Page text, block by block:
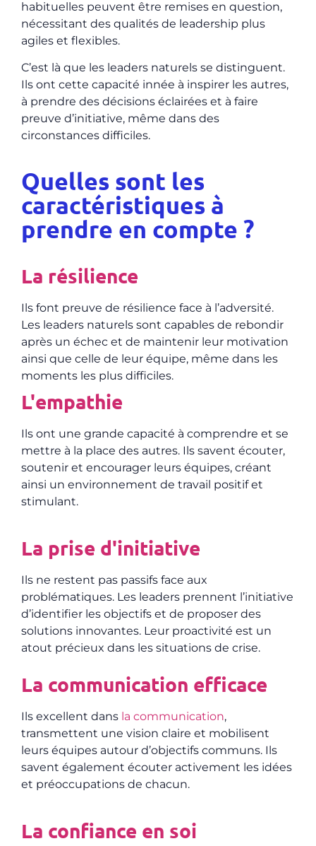
habituelles peuvent être remises en question,
nécessitant des qualités de leadership plus
agiles et flexibles.
C’est là que les leaders naturels se distinguent.
Ils ont cette capacité innée à inspirer les autres,
à prendre des décisions éclairées et à faire
preuve d’initiative, même dans des
circonstances difficiles.
Quelles sont les
caractéristiques à
prendre en compte ?
La résilience
Ils font preuve de résilience face à l’adversité.
Les leaders naturels sont capables de rebondir
après un échec et de maintenir leur motivation
ainsi que celle de leur équipe, même dans les
moments les plus difficiles.
L'empathie
Ils ont une grande capacité à comprendre et se
mettre à la place des autres. Ils savent écouter,
soutenir et encourager leurs équipes, créant
ainsi un environnement de travail positif et
stimulant.
La prise d'initiative
Ils ne restent pas passifs face aux
problématiques. Les leaders prennent l’initiative
d’identifier les objectifs et de proposer des
solutions innovantes. Leur proactivité est un
atout précieux dans les situations de crise.
La communication efficace
Ils excellent dans la communication,
transmettent une vision claire et mobilisent
leurs équipes autour d’objectifs communs. Ils
savent également écouter activement les idées
et préoccupations de chacun.
La confiance en soi